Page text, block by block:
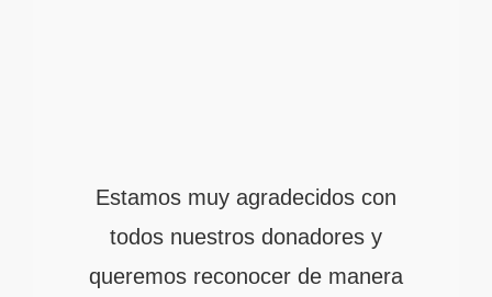
Estamos muy agradecidos con
todos nuestros donadores y
queremos reconocer de manera